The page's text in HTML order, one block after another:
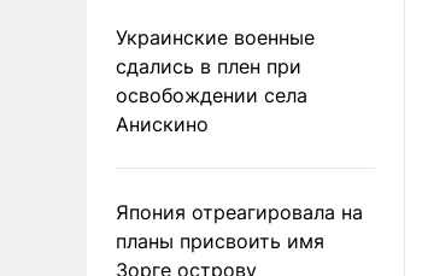
Украинские военные
сдались в плен при
освобождении села
Анискино
Япония отреагировала на
планы присвоить имя
Зорге острову